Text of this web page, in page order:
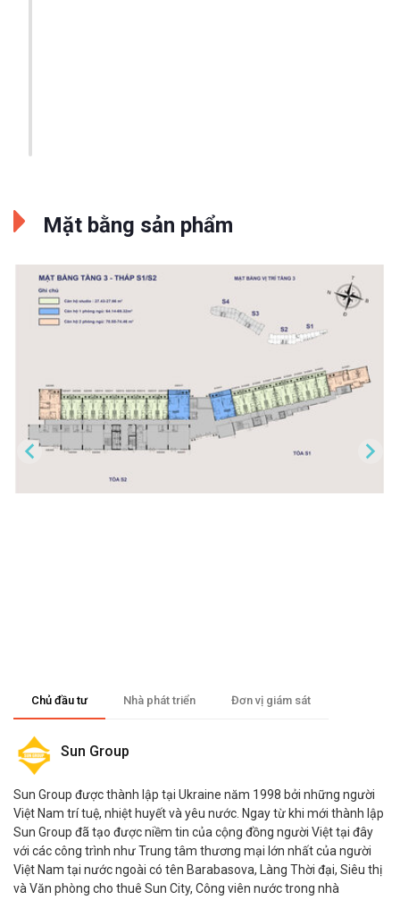
Mặt bằng sản phẩm
Chủ đầu tư Nhà phát triển Đơn vị giám sát
Sun Group
Sun Group được thành lập tại Ukraine năm 1998 bởi những người
Việt Nam trí tuệ, nhiệt huyết và yêu nước. Ngay từ khi mới thành lập
Sun Group đã tạo được niềm tin của cộng đồng người Việt tại đây
với các công trình như Trung tâm thương mại lớn nhất của người
Việt Nam tại nước ngoài có tên Barabasova, Làng Thời đại, Siêu thị
và Văn phòng cho thuê Sun City, Công viên nước trong nhà